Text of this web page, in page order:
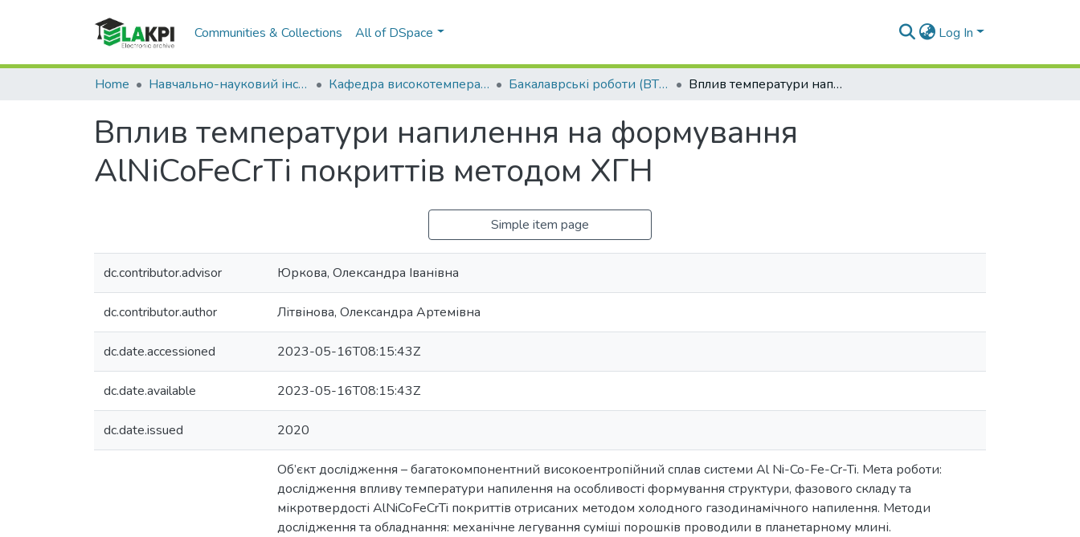
Communities & Collections All of DSpace Log In
Home Навчально-науковий інститут матеріалознавства та зварювання ім. Є.О. Патона (НН ІМЗ ім. Є.О. Патона) Кафедра високотемпературних матеріалів та порошкової металургії (ВТМПМ) Бакалаврські роботи (ВТМПМ) Вплив температури напилення на формування AlNiCoFeCrTi покриттів методом ХГН
Вплив температури напилення на формування
AlNiCoFeCrTi покриттів методом ХГН
Simple item page
dc.contributor.advisor Юркова, Олександра Іванівна
dc.contributor.author Літвінова, Олександра Артемівна
dc.date.accessioned 2023-05-16T08:15:43Z
dc.date.available 2023-05-16T08:15:43Z
dc.date.issued 2020
Об’єкт дослідження – багатокомпонентний високоентропійний сплав системи Al Ni-Co-Fe-Cr-Ti. Мета роботи:
дослідження впливу температури напилення на особливості формування структури, фазового складу та
мікротвердості AlNiCoFeCrTi покриттів отрисаних методом холодного газодинамічного напилення. Методи
дослідження та обладнання: механічне легування суміші порошків проводили в планетарному млині.